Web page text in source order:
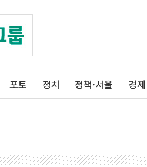
포토 정치 정책·서울 경제